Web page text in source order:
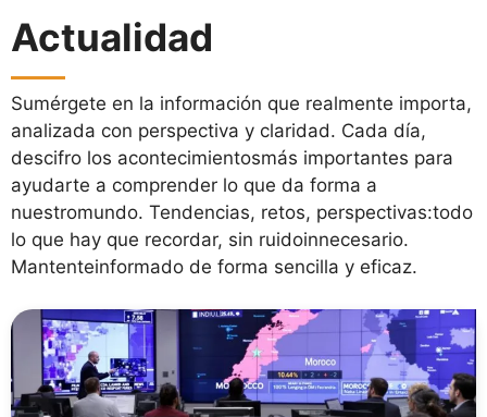
Actualidad
Sumérgete en la información que realmente importa,
analizada con perspectiva y claridad. Cada día,
descifro los acontecimientosmás importantes para
ayudarte a comprender lo que da forma a
nuestromundo. Tendencias, retos, perspectivas:todo
lo que hay que recordar, sin ruidoinnecesario.
Mantenteinformado de forma sencilla y eficaz.